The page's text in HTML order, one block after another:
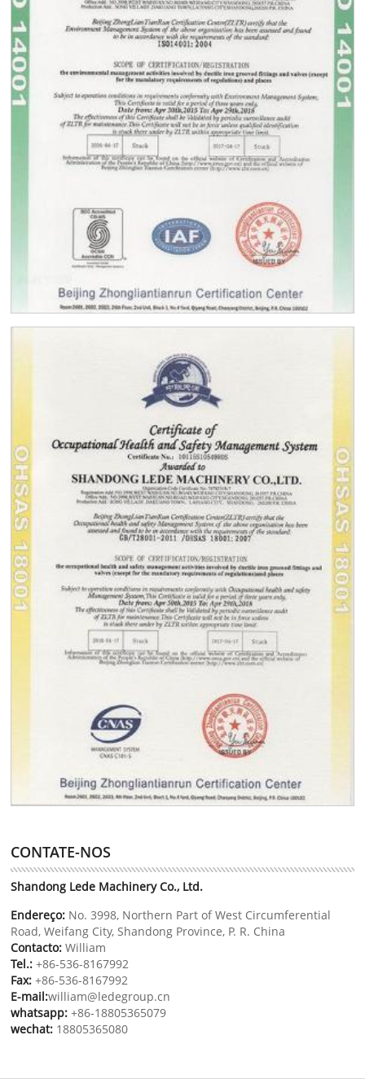
CONTATE-NOS
Shandong Lede Machinery Co., Ltd.
Endereço: No. 3998, Northern Part of West Circumferential
Road, Weifang City, Shandong Province, P. R. China
Contacto: William
Tel.: +86-536-8167992
Fax: +86-536-8167992
E-mail:william@ledegroup.cn
whatsapp: +86-18805365079
wechat: 18805365080